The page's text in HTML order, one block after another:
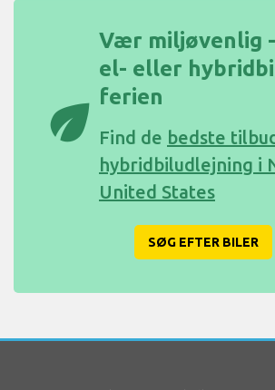
eco
Vær miljøvenlig
el- eller
ferien
Find de bedste
hybridbiludlejning i
United States
SØG EFTER BILER